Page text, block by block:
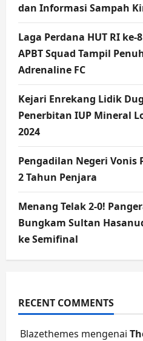
dan Informasi Sampah
Laga Perdana HUT RI ke-
APBT Squad Tampil
Adrenaline FC
Kejari Enrekang Lidik
Penerbitan IUP Mineral
2024
Pengadilan Negeri Vonis
2 Tahun Penjara
Menang Telak 2-0!
Bungkam Sultan
ke Semifinal
RECENT COMMENTS
Blazethemes mengenai